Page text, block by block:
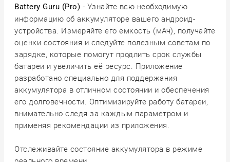
Battery Guru (Pro) - Узнайте всю необходимую
информацию об аккумуляторе вашего андроид-
устройства. Измеряйте его ёмкость (мАч), получайте
оценки состояния и следуйте полезным советам по
зарядке, которые помогут продлить срок службы
батареи и увеличить её ресурс. Приложение
разработано специально для поддержания
аккумулятора в отличном состоянии и обеспечения
его долговечности. Оптимизируйте работу батареи,
внимательно следя за каждым параметром и
применяя рекомендации из приложения.
Отслеживайте состояние аккумулятора в режиме